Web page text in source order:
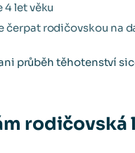
4 let věku
čerpat rodičovskou na
průběh těhotenství